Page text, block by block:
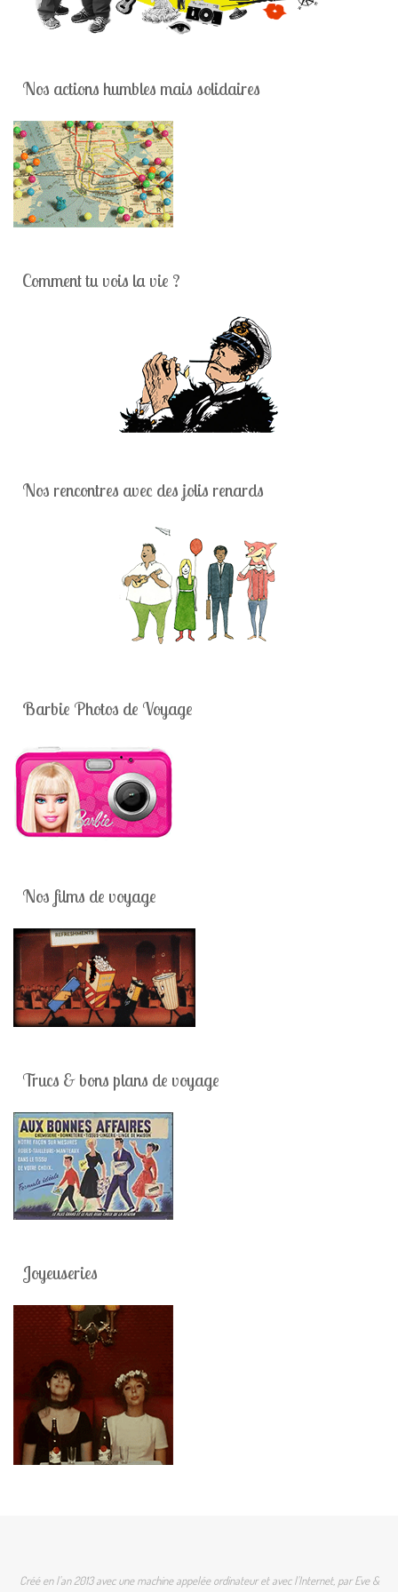
Nos actions humbles mais solidaires
Comment tu vois la vie ?
Nos rencontres avec des jolis renards
Barbie Photos de Voyage
Nos films de voyage
Trucs & bons plans de voyage
Joyeuseries
Créé en l'an 2013 avec une machine appelée ordinateur et avec l'Internet, par Eve &